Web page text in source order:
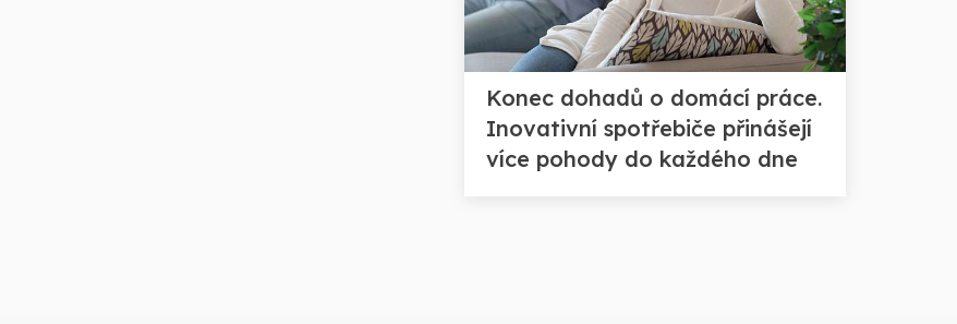
Konec dohadů o domácí práce.
Inovativní spotřebiče přinášejí
více pohody do každého dne